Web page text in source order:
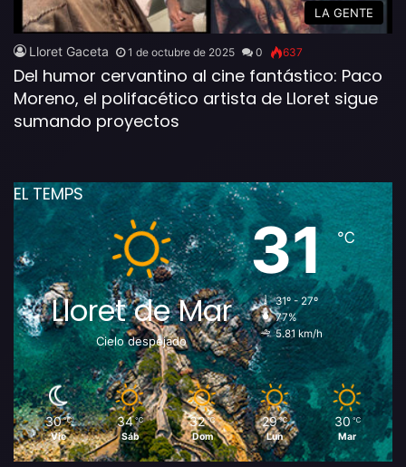
LA GENTE
Lloret Gaceta 1 de octubre de 2025 0 637
Del humor cervantino al cine fantástico: Paco
Moreno, el polifacético artista de Lloret sigue
sumando proyectos
EL TEMPS
Lloret de Mar
Cielo despejado
31℃
31º - 27º
77%
5.81 km/h
30 ℃
Vie
34 ℃
Sáb
32 ℃
Dom
29 ℃
Lun
30 ℃
Mar